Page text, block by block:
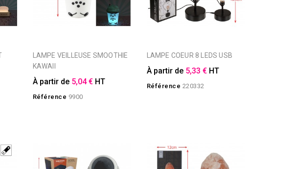
KAWAII
À partir de 5,04 € HT
Référence 9900
LAMPE COEUR 8 LEDS USB
À partir de 5,33 € HT
Référence 220332